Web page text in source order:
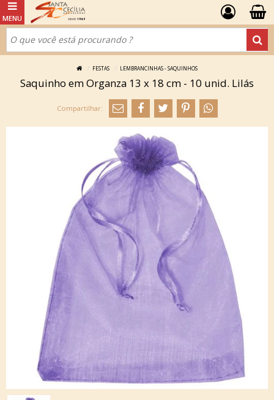
FESTAS LEMBRANCINHAS - SAQUINHOS
Saquinho em Organza 13 x 18 cm - 10 unid. Lilás